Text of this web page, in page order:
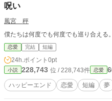
呪い
風宮 秤
僕たちは何度でも何度でも巡り合える
恋愛 完結 短編
24h.ポイント 0pt
小説 228,743 位 / 228,743件 恋愛
ハッピーエンド 恋愛 短編 夢